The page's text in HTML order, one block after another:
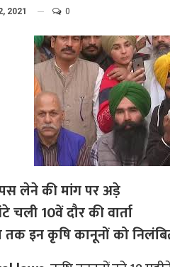
2021 0
लेने की मांग पर अड़े
10वें दौर की वार्ता
इन कृषि कानूनों को